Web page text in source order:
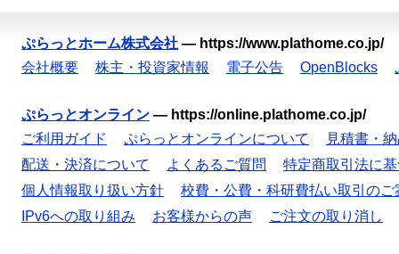
ぷらっとホーム株式会社 — https://www.plathome.co.jp/
会社概要
株主・投資家情報 電子公告 OpenBlocks
ぷらっとオンライン — https://online.plathome.co.jp/
ご利用ガイド
ぷらっとオンラインについて
見積書・
配送・決済について
よくあるご質問
特定商取引法に
個人情報取り扱い方針
校費・公費・科研費払い取引のご
IPv6への取り組み
お客様からの声 ご注文の取り消し